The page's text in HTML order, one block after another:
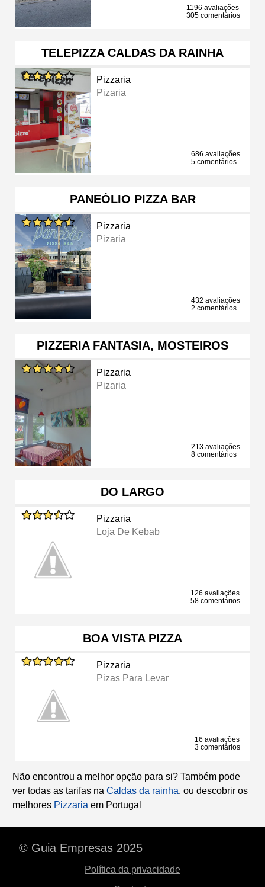
1196 avaliações
305 comentários
TELEPIZZA CALDAS DA RAINHA
Pizzaria
Pizaria
686 avaliações
5 comentários
PANEÒLIO PIZZA BAR
Pizzaria
Pizaria
432 avaliações
2 comentários
PIZZERIA FANTASIA, MOSTEIROS
Pizzaria
Pizaria
213 avaliações
8 comentários
DO LARGO
Pizzaria
Loja De Kebab
126 avaliações
58 comentários
BOA VISTA PIZZA
Pizzaria
Pizas Para Levar
16 avaliações
3 comentários
Não encontrou a melhor opção para si? Também pode
ver todas as tarifas na Caldas da rainha, ou descobrir os
melhores Pizzaria em Portugal
© Guia Empresas 2025
Política da privacidade